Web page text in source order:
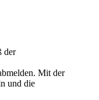
der
Mit der
und die